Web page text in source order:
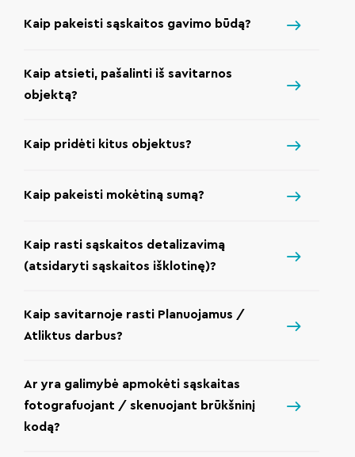
Kaip pakeisti sąskaitos gavimo būdą?
Kaip atsieti, pašalinti iš savitarnos
objektą?
Kaip pridėti kitus objektus?
Kaip pakeisti mokėtiną sumą?
Kaip rasti sąskaitos detalizavimą
(atsidaryti sąskaitos išklotinę)?
Kaip savitarnoje rasti Planuojamus /
Atliktus darbus?
Ar yra galimybė apmokėti sąskaitas
fotografuojant / skenuojant brūkšninį
kodą?